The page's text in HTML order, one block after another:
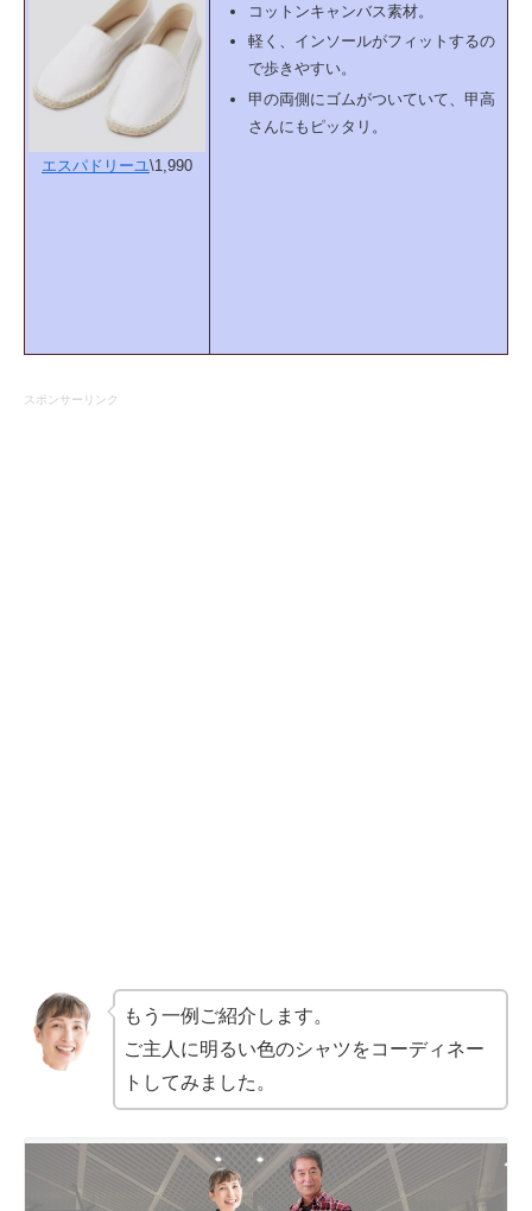
エスパドリーユ\1,990
コットンキャンバス素材。
軽く、インソールがフィットするの
で歩きやすい。
甲の両側にゴムがついていて、甲高
さんにもピッタリ。
スポンサーリンク
もう一例ご紹介します。
ご主人に明るい色のシャツをコーディネー
トしてみました。